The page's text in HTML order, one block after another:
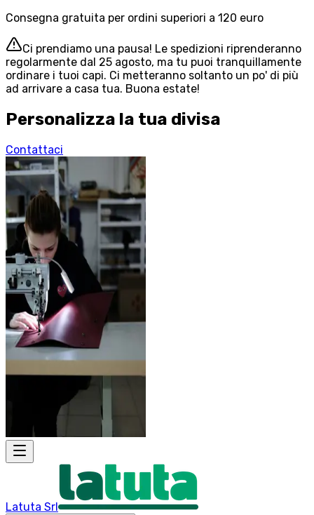
Consegna gratuita per ordini superiori a 120 euro
Ci prendiamo una pausa! Le spedizioni riprenderanno
regolarmente dal 25 agosto, ma tu puoi tranquillamente
ordinare i tuoi capi. Ci metteranno soltanto un po' di più
ad arrivare a casa tua. Buona estate!
Personalizza la tua divisa
Contattaci
Latuta Srl